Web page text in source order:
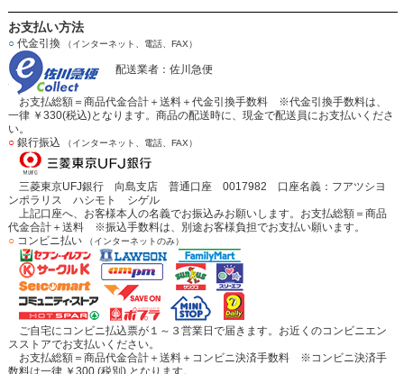
お支払い方法
○代金引換 （インターネット、電話、FAX）
配送業者：佐川急便
お支払総額＝商品代金合計＋送料＋代金引換手数料 ※代金引換手数料は、
一律 ￥330(税込)となります。商品の配送時に、現金で配送員にお支払いくださ
い。
○銀行振込 （インターネット、電話、FAX）
三菱東京UFJ銀行 向島支店 普通口座 0017982 口座名義：フアツシヨ
ンポラリス ハシモト シゲル
上記口座へ、お客様本人の名義でお振込みお願いします。お支払総額＝商品
代金合計＋送料 ※振込手数料は、別途お客様負担でお支払い願います。
○コンビニ払い （インターネットのみ）
ご自宅にコンビニ払込票が１～３営業日で届きます。お近くのコンビニエン
スストアでお支払いください。
お支払総額＝商品代金合計＋送料＋コンビニ決済手数料 ※コンビニ決済手
数料は一律 ￥300 (税別) となります。